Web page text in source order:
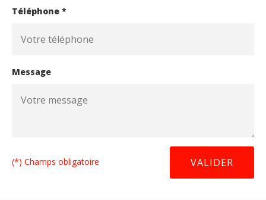
Téléphone *
Message
(*) Champs obligatoire